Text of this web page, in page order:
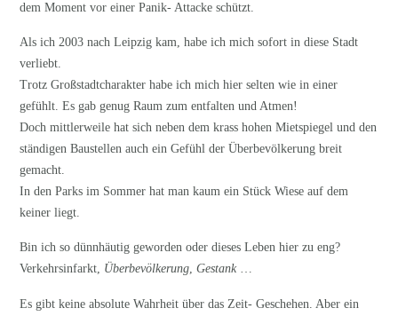
dem Moment vor einer Panik- Attacke schützt.
Als ich 2003 nach Leipzig kam, habe ich mich sofort in diese Stadt
verliebt.
Trotz Großstadtcharakter habe ich mich hier selten wie in einer
gefühlt. Es gab genug Raum zum entfalten und Atmen!
Doch mittlerweile hat sich neben dem krass hohen Mietspiegel und den
ständigen Baustellen auch ein Gefühl der Überbevölkerung breit
gemacht.
In den Parks im Sommer hat man kaum ein Stück Wiese auf dem
keiner liegt.
Bin ich so dünnhäutig geworden oder dieses Leben hier zu eng?
Verkehrsinfarkt, Überbevölkerung, Gestank…
Es gibt keine absolute Wahrheit über das Zeit- Geschehen. Aber ein